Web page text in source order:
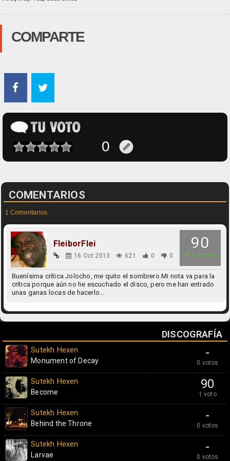
COMPARTE
COMENTARIOS
1 Comentarios
90
MUY BUENO
FleiborFlei
16 Oct 2013 621 0 0
Buenísima crítica Jolocho, me quito el sombrero.Mi nota va para la
crítica porque aún no he escuchado el disco, pero me han entrado
unas ganas locas de hacerlo...
DISCOGRAFÍA
-
0 votos
Sutekh Hexen
Monument of Decay
90
1 voto
Sutekh Hexen
Become
-
0 votos
Sutekh Hexen
Behind the Throne
-
0 votos
Sutekh Hexen
Larvae